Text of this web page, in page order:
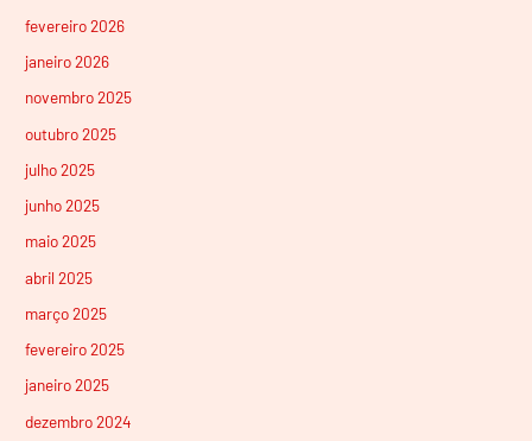
fevereiro 2026
janeiro 2026
novembro 2025
outubro 2025
julho 2025
junho 2025
maio 2025
abril 2025
março 2025
fevereiro 2025
janeiro 2025
dezembro 2024